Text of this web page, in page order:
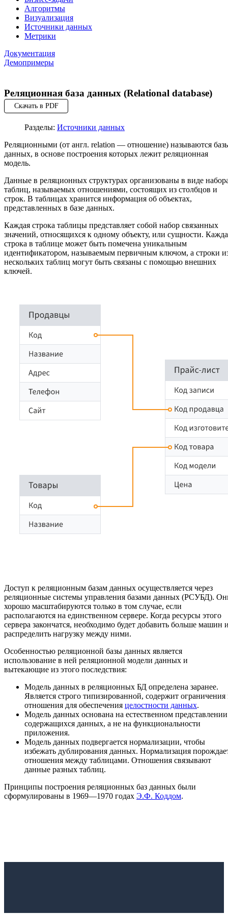
Алгоритмы
Визуализация
Источники данных
Метрики
Документация
Демопримеры
Реляционная база данных (Relational database)
Скачать в PDF
Разделы: Источники данных
Реляционными (от англ. relation — отношение) называются
данных, в основе построения которых лежит реляционная
модель.
Данные в реляционных структурах организованы в виде
таблиц, называемых отношениями, состоящих из столбцов и
строк. В таблицах хранится информация об объектах,
представленных в базе данных.
Каждая строка таблицы представляет собой набор связанных
значений, относящихся к одному объекту, или сущности.
строка в таблице может быть помечена уникальным
идентификатором, называемым первичным ключом, а строки
нескольких таблиц могут быть связаны с помощью внешних
ключей.
Доступ к реляционным базам данных осуществляется через
реляционные системы управления базами данных (РСУБД).
хорошо масштабируются только в том случае, если
располагаются на единственном сервере. Когда ресурсы этого
сервера закончатся, необходимо будет добавить больше машин
распределить нагрузку между ними.
Особенностью реляционной базы данных является
использование в ней реляционной модели данных и
вытекающие из этого последствия:
Модель данных в реляционных БД определена заранее.
Является строго типизированной, содержит ограничения
отношения для обеспечения целостности данных.
Модель данных основана на естественном представлении
содержащихся данных, а не на функциональности
приложения.
Модель данных подвергается нормализации, чтобы
избежать дублирования данных. Нормализация
отношения между таблицами. Отношения связывают
данные разных таблиц.
Принципы построения реляционных баз данных были
сформулированы в 1969—1970 годах Э.Ф. Коддом.